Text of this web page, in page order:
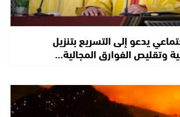
يدعو إلى التسريع بتنزيل
وتقليص الفوارق المجالية…